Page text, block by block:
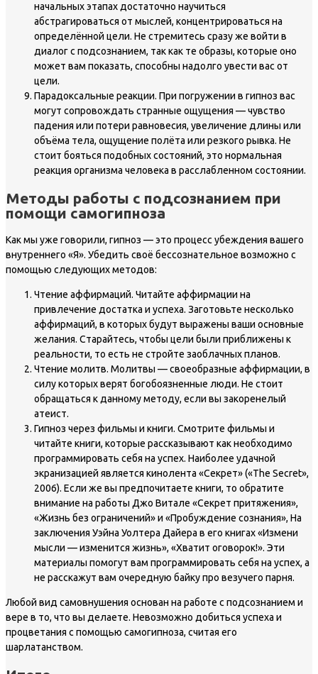
начальных этапах достаточно научиться
абстрагироваться от мыслей, концентрироваться на
определённой цели. Не стремитесь сразу же войти в
диалог с подсознанием, так как те образы, которые оно
может вам показать, способны надолго увести вас от
цели.
Парадоксальные реакции. При погружении в гипноз вас
могут сопровождать странные ощущения — чувство
падения или потери равновесия, увеличение длины или
объёма тела, ощущение полёта или резкого рывка. Не
стоит бояться подобных состояний, это нормальная
реакция организма человека в расслабленном состоянии.
Методы работы с подсознанием при
помощи самогипноза
Как мы уже говорили, гипноз — это процесс убеждения вашего
внутреннего «Я». Убедить своё бессознательное возможно с
помощью следующих методов:
Чтение аффирмаций. Читайте аффирмации на
привлечение достатка и успеха. Заготовьте несколько
аффирмаций, в которых будут выражены ваши основные
желания. Старайтесь, чтобы цели были приближены к
реальности, то есть не стройте заоблачных планов.
Чтение молитв. Молитвы — своеобразные аффирмации, в
силу которых верят богобоязненные люди. Не стоит
обращаться к данному методу, если вы закоренелый
атеист.
Гипноз через фильмы и книги. Смотрите фильмы и
читайте книги, которые рассказывают как необходимо
программировать себя на успех. Наиболее удачной
экранизацией является кинолента «Секрет» («The Secret»,
2006). Если же вы предпочитаете книги, то обратите
внимание на работы Джо Витале «Секрет притяжения»,
«Жизнь без ограничений» и «Пробуждение сознания», На
заключения Уэйна Уолтера Дайера в его книгах «Измени
мысли — изменится жизнь», «Хватит оговорок!». Эти
материалы помогут вам программировать себя на успех, а
не расскажут вам очередную байку про везучего парня.
Любой вид самовнушения основан на работе с подсознанием и
вере в то, что вы делаете. Невозможно добиться успеха и
процветания с помощью самогипноза, считая его
шарлатанством.